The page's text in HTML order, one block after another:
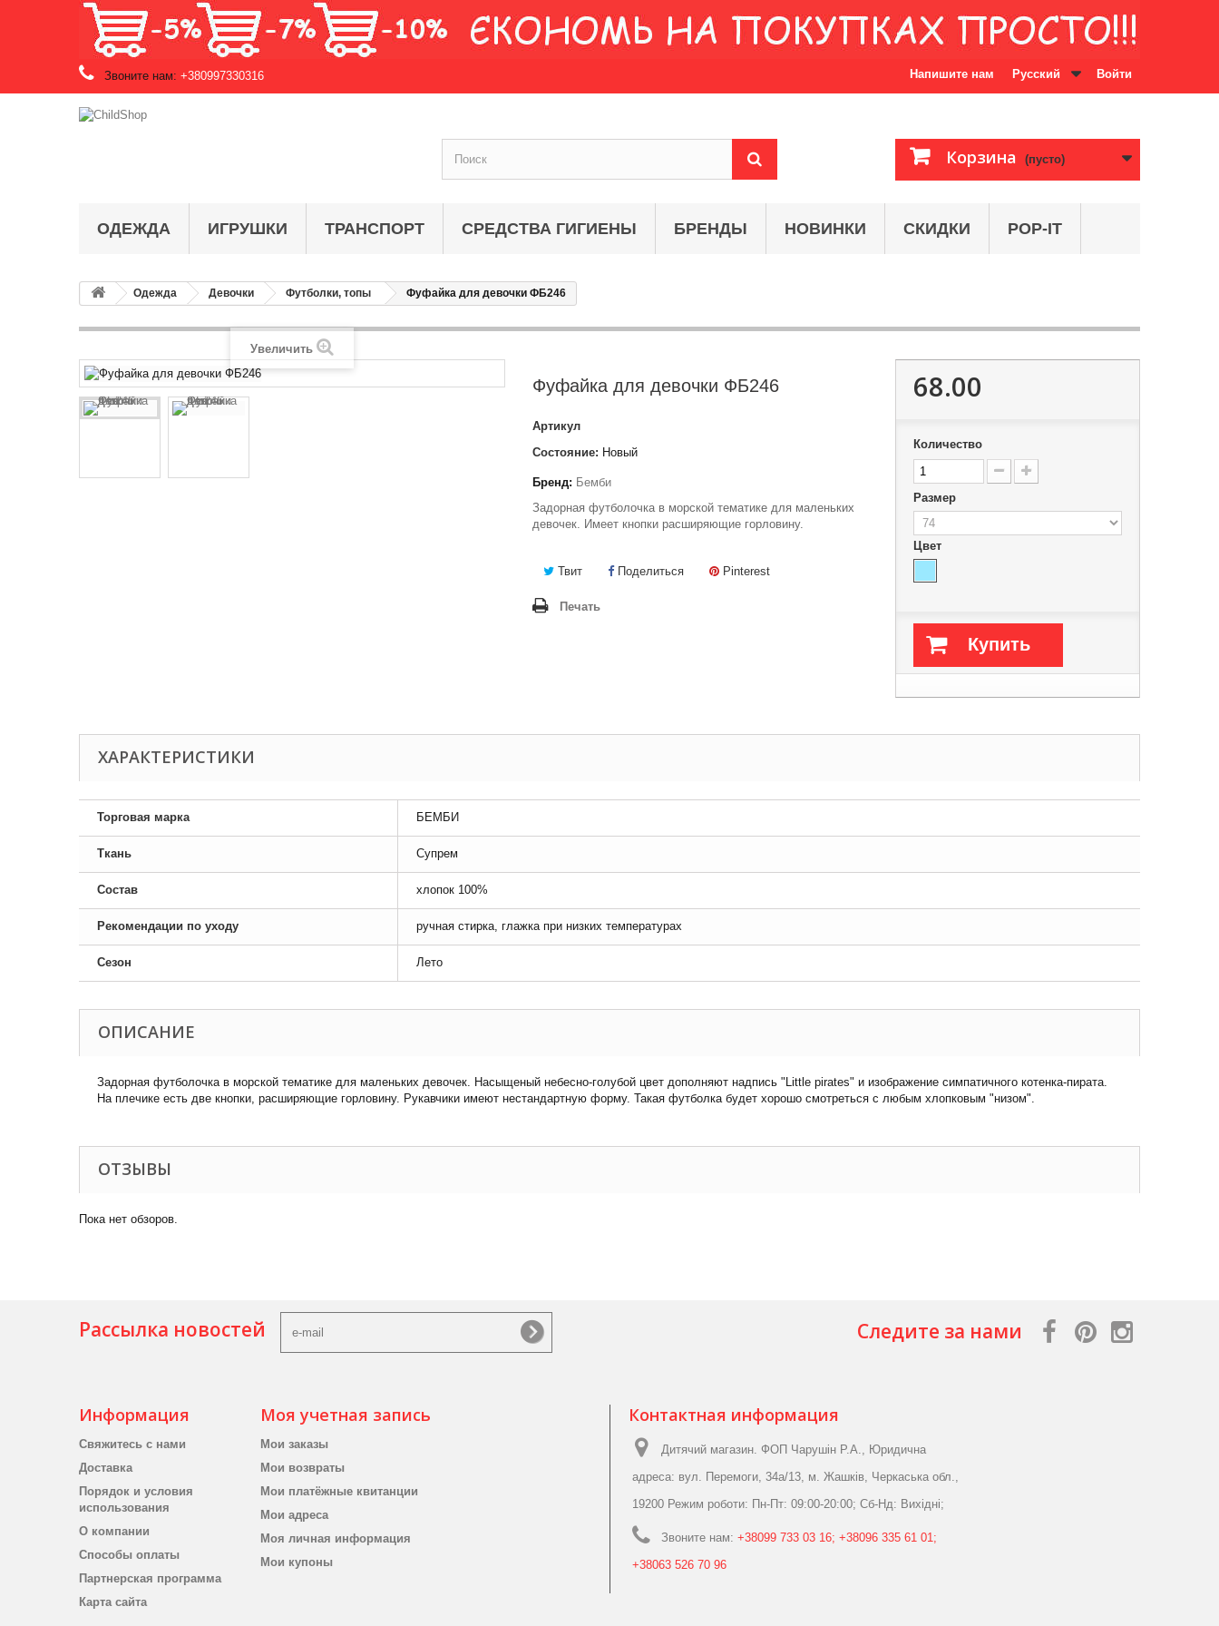
Войти
Русский
Напишите нам
Звоните нам: +380997330316
Корзина (пусто)
ОДЕЖДА ИГРУШКИ ТРАНСПОРТ СРЕДСТВА ГИГИЕНЫ БРЕНДЫ НОВИНКИ СКИДКИ POP-IT
Одежда Девочки Футболки, топы Фуфайка для девочки ФБ246
Увеличить
Фуфайка для девочки ФБ246
Артикул
Состояние: Новый
Бренд: Бемби
Задорная футболочка в морской тематике для маленьких
девочек. Имеет кнопки расширяющие горловину.
Твит Поделиться Pinterest
Печать
68.00
Количество
Размер
Цвет
Купить
ХАРАКТЕРИСТИКИ
Торговая марка БЕМБИ
Ткань Супрем
Состав хлопок 100%
Рекомендации по уходу ручная стирка, глажка при низких температурах
Сезон Лето
ОПИСАНИЕ
Задорная футболочка в морской тематике для маленьких девочек. Насыщеный небесно-голубой цвет дополняют надпись "Little pirates" и изображение симпатичного котенка-пирата.
На плечике есть две кнопки, расширяющие горловину. Рукавчики имеют нестандартную форму. Такая футболка будет хорошо смотреться с любым хлопковым "низом".
ОТЗЫВЫ
Пока нет обзоров.
Рассылка новостей Следите за нами
Информация
Свяжитесь с нами
Доставка
Порядок и условия
использования
О компании
Способы оплаты
Партнерская программа
Карта сайта
Моя учетная запись
Мои заказы
Мои возвраты
Мои платёжные квитанции
Мои адреса
Моя личная информация
Мои купоны
Контактная информация
Дитячий магазин. ФОП Чарушін Р.А., Юридична
адреса: вул. Перемоги, 34а/13, м. Жашків, Черкаська обл.,
19200 Режим роботи: Пн-Пт: 09:00-20:00; Сб-Нд: Вихідні;
Звоните нам: +38099 733 03 16; +38096 335 61 01;
+38063 526 70 96